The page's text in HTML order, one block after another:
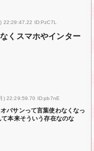
22:29:47.22 ID:PzC7L
くスマホやインター
) 22:29:59.70 ID:pb7nE
バサンって言葉使わなくなっ
本来そういう存在なのな